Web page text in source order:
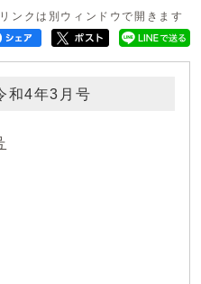
ンクは別ウィンドウで開きます
和4年3月号